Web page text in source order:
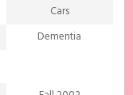
Cars
Dementia
Extreme sports